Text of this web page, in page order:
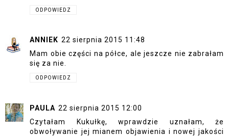
ODPOWIEDZ
ANNIEK 22 sierpnia 2015 11:48
Mam obie części na półce, ale jeszcze nie zabrałam
się za nie.
ODPOWIEDZ
PAULA 22 sierpnia 2015 12:00
Czytałam Kukułkę, wprawdzie uznałam, że
obwoływanie jej mianem objawienia i nowej jakości